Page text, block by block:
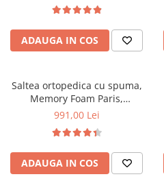
memory foam 5 cm, sistem de
aerisire perimetral, Saltex
ADAUGA IN COS
Saltea ortopedica cu spuma,
Memory Foam Paris,
100x200x23cm, fermitate tare,
foam 5 cm, sistem de aerisire
perimetral, Saltex
991,00 Lei
ADAUGA IN COS